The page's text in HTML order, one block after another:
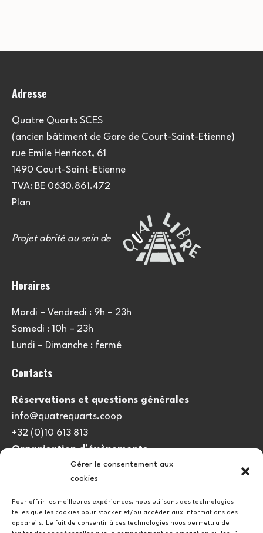
Gérer le consentement aux
cookies
Pour offrir les meilleures expériences, nous utilisons des technologies
telles que les cookies pour stocker et/ou accéder aux informations des
appareils. Le fait de consentir à ces technologies nous permettra de
l
t
e
m
n
t
s
Adresse
Quatre Quarts SCES
(ancien bâtiment de Gare de Court-Saint-Etienne)
rue Emile Henricot, 61
1490 Court-Saint-Etienne
TVA: BE 0630.861.472
Plan
Projet abrité au sein de
Horaires
Mardi – Vendredi : 9h – 23h
Samedi : 10h – 23h
Lundi – Dimanche : fermé
Contacts
Réservations et questions générales
info@quatrequarts.coop
+32 (0)10 613 813
Organisation d’évènements
viedulieu@quatrequarts.coop
Politique de cookies (UE)